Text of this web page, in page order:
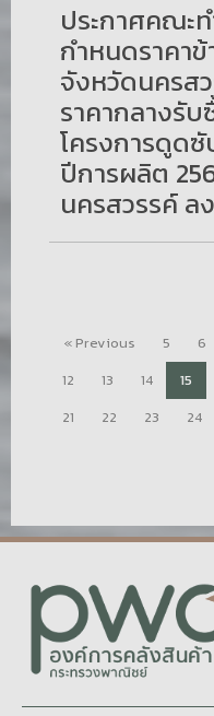
ประกาศคณะ
กำหนดราคาข้
จังหวัดนครส
ราคากลางรั
โครงการดูด
ปีการผลิต
นครสวรรค์ ล
« Previous 5 6
12
13 14 15
21
22 23 24